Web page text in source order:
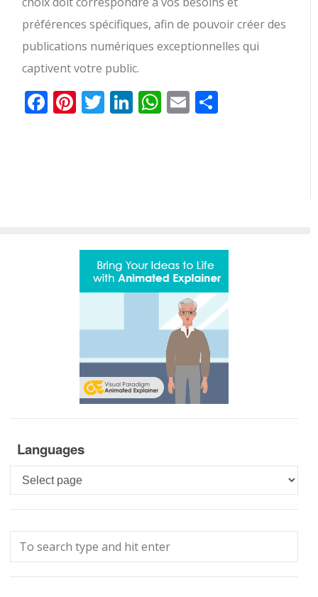
préférences spécifiques, afin de pouvoir créer des
publications numériques exceptionnelles qui
captivent votre public.
Facebook
Pinterest
Twitter
LinkedIn
WhatsApp
Email
Languages
Languages